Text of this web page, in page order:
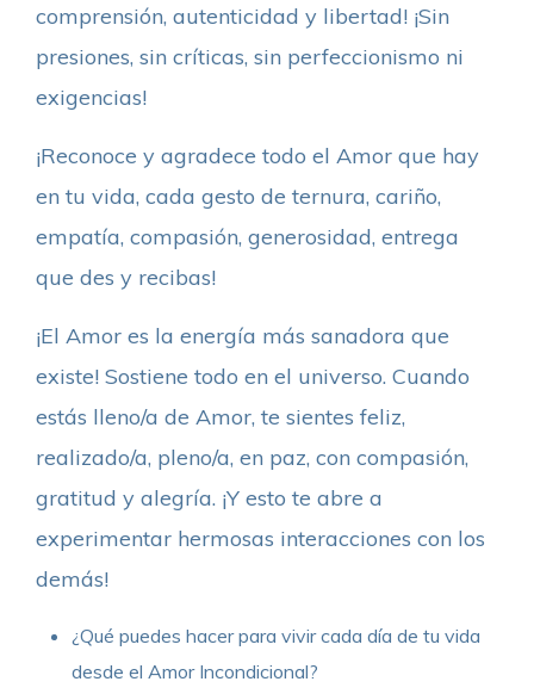
comprensión, autenticidad y libertad! ¡Sin
presiones, sin críticas, sin perfeccionismo ni
exigencias!
¡Reconoce y agradece todo el Amor que hay
en tu vida, cada gesto de ternura, cariño,
empatía, compasión, generosidad, entrega
que des y recibas!
¡El Amor es la energía más sanadora que
existe! Sostiene todo en el universo. Cuando
estás lleno/a de Amor, te sientes feliz,
realizado/a, pleno/a, en paz, con compasión,
gratitud y alegría. ¡Y esto te abre a
experimentar hermosas interacciones con los
demás!
¿Qué puedes hacer para vivir cada día de tu vida
desde el Amor Incondicional?